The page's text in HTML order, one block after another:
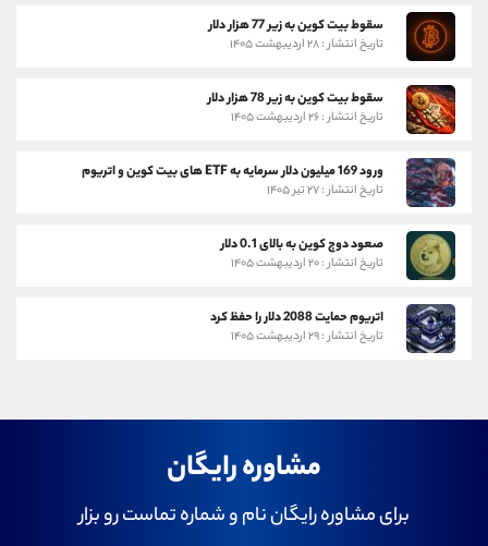
سقوط بیت کوین به زیر 77 هزار دلار
تاریخ انتشار : ۲۸ اردیبهشت ۱۴۰۵
سقوط بیت کوین به زیر 78 هزار دلار
تاریخ انتشار : ۲۶ اردیبهشت ۱۴۰۵
ورود 169 میلیون دلار سرمایه به ETF های بیت کوین و اتریوم
تاریخ انتشار : ۲۷ تیر ۱۴۰۵
صعود دوج کوین به بالای 0.1 دلار
تاریخ انتشار : ۲۰ اردیبهشت ۱۴۰۵
اتریوم حمایت 2088 دلار را حفظ کرد
تاریخ انتشار : ۲۹ اردیبهشت ۱۴۰۵
مشاوره رایگان
برای مشاوره رایگان نام و شماره تماست رو بزار